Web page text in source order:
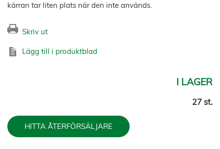
kärran tar liten plats när den inte används.
Skriv ut
Lägg till i produktblad
I LAGER
27 st.
HITTA ÅTERFÖRSÄLJARE